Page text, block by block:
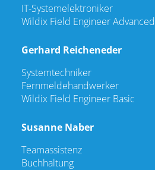
IT-Systemelektroniker
Wildix Field Engineer Advanced
Gerhard Reicheneder
Systemtechniker
Fernmeldehandwerker
Wildix Field Engineer Basic
Susanne Naber
Teamassistenz
Buchhaltung